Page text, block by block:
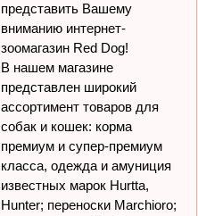
представить Вашему
вниманию интернет-
зоомагазин Red Dog!
В нашем магазине
представлен широкий
ассортимент товаров для
собак и кошек: корма
премиум и супер-премиум
класса, одежда и амуниция
известных марок Hurtta,
Hunter; переноски Marchioro;